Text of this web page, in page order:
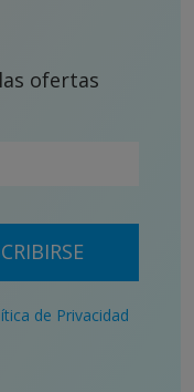
ofertas
de Privacidad